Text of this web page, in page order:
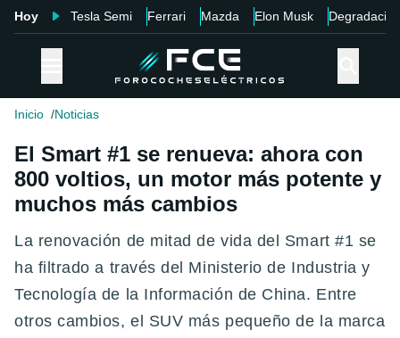
Hoy Tesla Semi Ferrari Mazda Elon Musk Degradación
Inicio Noticias
El Smart #1 se renueva: ahora con
800 voltios, un motor más potente y
muchos más cambios
La renovación de mitad de vida del Smart #1 se
ha filtrado a través del Ministerio de Industria y
Tecnología de la Información de China. Entre
otros cambios, el SUV más pequeño de la marca